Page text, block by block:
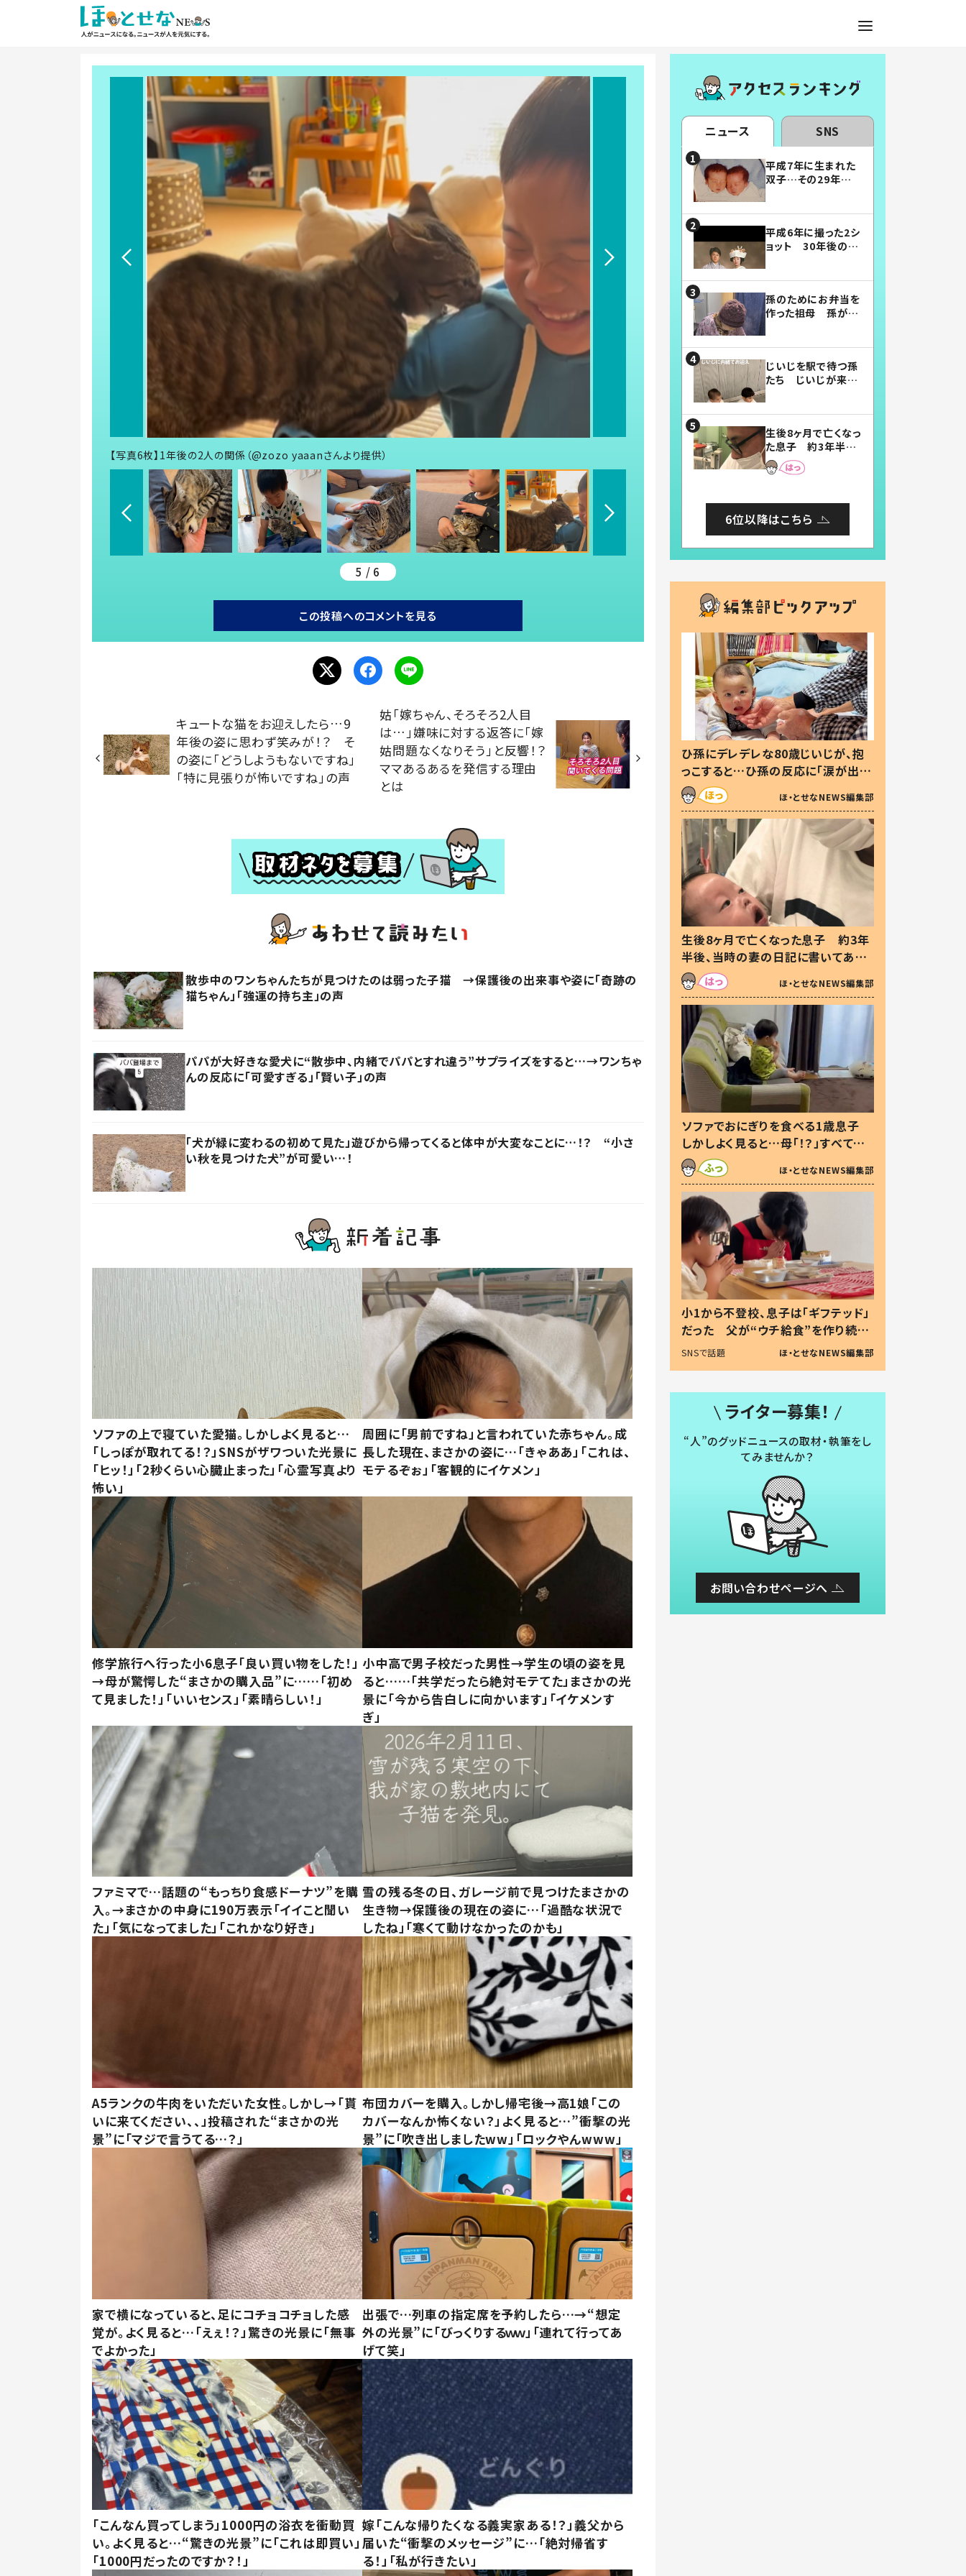
【写真6枚】1年後の2人の関係（@zozo yaaanさんより提供）
5 / 6
この投稿へのコメントを見る
キュートな猫をお迎えしたら…9
年後の姿に思わず笑みが！？ そ
の姿に「どうしようもないですね」
「特に見張りが怖いですね」の声
姑「嫁ちゃん、そろそろ2人目
は…」嫌味に対する返答に「嫁
姑問題なくなりそう」と反響！？
ママあるあるを発信する理由
とは
散歩中のワンちゃんたちが見つけたのは弱った子猫 →保護後の出来事や姿に「奇跡の
猫ちゃん」「強運の持ち主」の声
パパが大好きな愛犬に“散歩中、内緒でパパとすれ違う”サプライズをすると…→ワンちゃ
んの反応に「可愛すぎる」「賢い子」の声
「犬が緑に変わるの初めて見た」遊びから帰ってくると体中が大変なことに…！？ “小さ
い秋を見つけた犬”が可愛い…！
ソファの上で寝ていた愛猫。しかしよく見ると…
「しっぽが取れてる！？」SNSがザワついた光景に
「ヒッ！」「2秒くらい心臓止まった」「心霊写真より
怖い」
周囲に「男前ですね」と言われていた赤ちゃん。成
長した現在、まさかの姿に…「きゃああ」「これは、
モテるぞぉ」「客観的にイケメン」
修学旅行へ行った小6息子「良い買い物をした！」
→母が驚愕した“まさかの購入品”に……「初め
て見ました！」「いいセンス」「素晴らしい！」
小中高で男子校だった男性→学生の頃の姿を見
ると……「共学だったら絶対モテてた」まさかの光
景に「今から告白しに向かいます」「イケメンす
ぎ」
ファミマで…話題の“もっちり食感ドーナツ”を購
入。→まさかの中身に190万表示「イイこと聞い
た」「気になってました」「これかなり好き」
雪の残る冬の日、ガレージ前で見つけたまさかの
生き物→保護後の現在の姿に…「過酷な状況で
したね」「寒くて動けなかったのかも」
A5ランクの牛肉をいただいた女性。しかし→「貰
いに来てください、、」投稿された“まさかの光
景”に「マジで言うてる…？」
布団カバーを購入。しかし帰宅後→高1娘「この
カバーなんか怖くない？」よく見ると…”衝撃の光
景”に「吹き出しましたww」「ロックやんwww」
家で横になっていると、足にコチョコチョした感
覚が。よく見ると…「えぇ！？」驚きの光景に「無事
でよかった」
出張で…列車の指定席を予約したら…→“想定
外の光景”に「びっくりするｗｗ」「連れて行ってあ
げて笑」
「こんなん買ってしまう」1000円の浴衣を衝動買
い。よく見ると…“驚きの光景”に「これは即買い」
「1000円だったのですか？！」
嫁「こんな帰りたくなる義実家ある！？」義父から
届いた“衝撃のメッセージ”に…「絶対帰省す
る！」「私が行きたい」
ニュース SNS
平成7年に生まれた
双子…その29年後
平成6年に撮った2シ
ョット 30年後の姿
孫のためにお弁当を
作った祖母 孫が絶
じいじを駅で待つ孫
たち じいじが来た
まらない」「幸せにな
れる」
生後8ヶ月で亡くなっ
た息子 約3年半
後、当時の妻の日記
に書いてあった本音
6位以降はこちら
ひ孫にデレデレな80歳じいじが、抱
っこすると…ひ孫の反応に「涙が出ま
した」「可愛くて仕方ない」
ほ・とせなNEWS編集部
生後8ヶ月で亡くなった息子 約3年
半後、当時の妻の日記に書いてあっ
た本音とは
ほ・とせなNEWS編集部
ソファでおにぎりを食べる1歳息子
しかしよく見ると…母「！？」すべてを
察した母の投稿に「可愛いから許
す！」「現行犯〜」
ほ・とせなNEWS編集部
小1から不登校、息子は「ギフテッド」
だった 父が“ウチ給食”を作り続け
る理由とは #令和の親 #令和の子
SNSで話題 ほ・とせなNEWS編集部
ライター募集！
“人”のグッドニュースの取材・執筆をし
てみませんか？
お問い合わせページへ